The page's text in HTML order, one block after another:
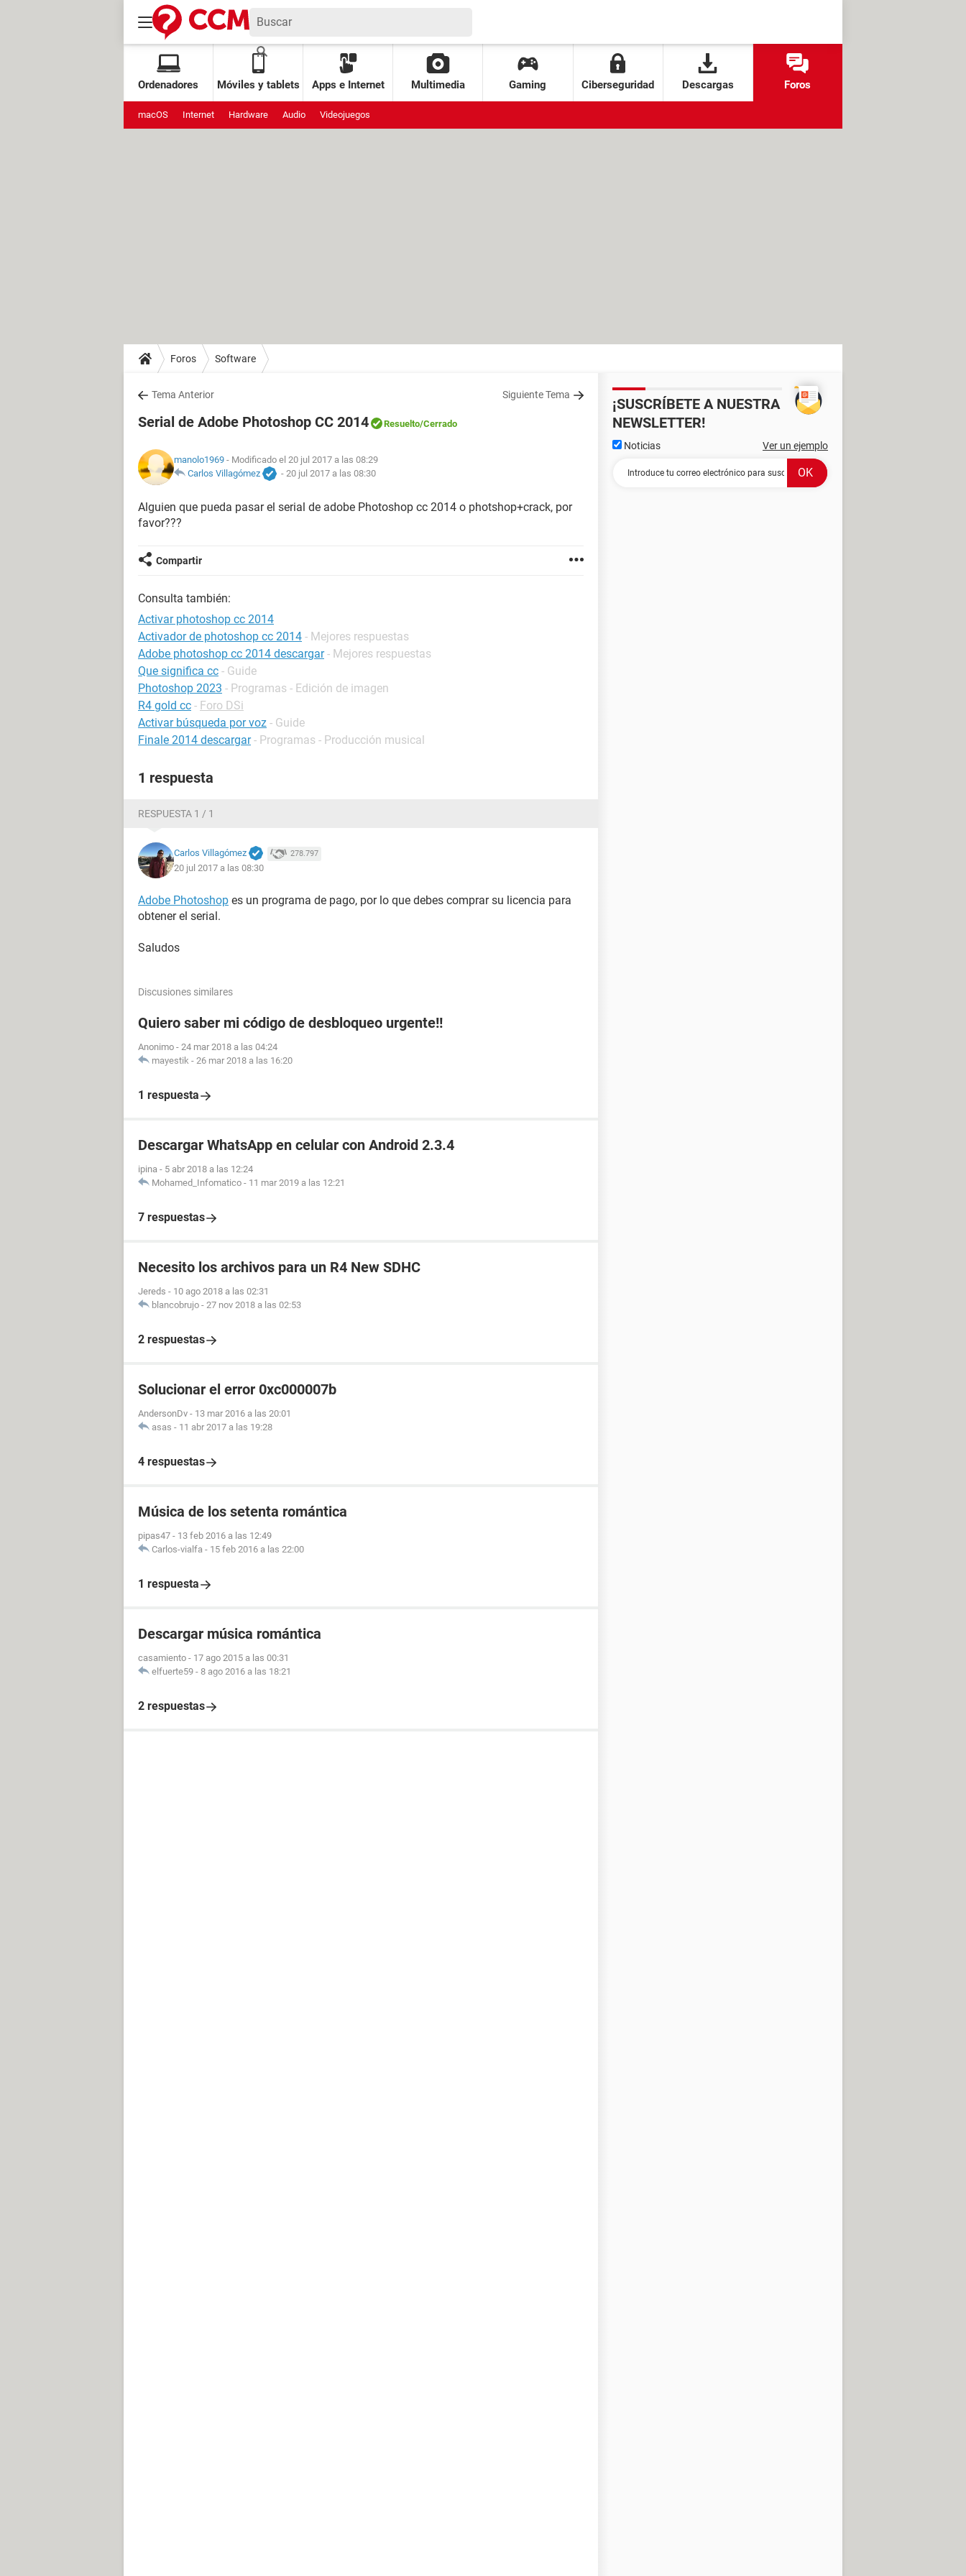
Ordenadores Móviles y tablets Apps e Internet Multimedia Gaming Ciberseguridad Descargas Foros
macOS Internet Hardware Audio Videojuegos
Foros Software
Tema Anterior Siguiente Tema
Serial de Adobe Photoshop CC 2014 Resuelto/Cerrado
manolo1969 - Modificado el 20 jul 2017 a las 08:29
Carlos Villagómez
- 20 jul 2017 a las 08:30
Alguien que pueda pasar el serial de adobe Photoshop cc 2014 o photshop+crack, por
favor???
Compartir
Consulta también:
Activar photoshop cc 2014
Activador de photoshop cc 2014 - Mejores respuestas
Adobe photoshop cc 2014 descargar - Mejores respuestas
Que significa cc - Guide
Photoshop 2023 - Programas - Edición de imagen
R4 gold cc - Foro DSi
Activar búsqueda por voz - Guide
Finale 2014 descargar - Programas - Producción musical
1 respuesta
RESPUESTA 1 / 1
Carlos Villagómez 278.797
20 jul 2017 a las 08:30
Adobe Photoshop es un programa de pago, por lo que debes comprar su licencia para
obtener el serial.
Saludos
Discusiones similares
Quiero saber mi código de desbloqueo urgente!!
Anonimo - 24 mar 2018 a las 04:24
mayestik - 26 mar 2018 a las 16:20
1 respuesta
Descargar WhatsApp en celular con Android 2.3.4
ipina - 5 abr 2018 a las 12:24
Mohamed_Infomatico - 11 mar 2019 a las 12:21
7 respuestas
Necesito los archivos para un R4 New SDHC
Jereds - 10 ago 2018 a las 02:31
blancobrujo - 27 nov 2018 a las 02:53
2 respuestas
Solucionar el error 0xc000007b
AndersonDv - 13 mar 2016 a las 20:01
asas - 11 abr 2017 a las 19:28
4 respuestas
Música de los setenta romántica
pipas47 - 13 feb 2016 a las 12:49
Carlos-vialfa - 15 feb 2016 a las 22:00
1 respuesta
Descargar música romántica
casamiento - 17 ago 2015 a las 00:31
elfuerte59 - 8 ago 2016 a las 18:21
2 respuestas
¡SUSCRÍBETE A NUESTRA
NEWSLETTER!
Noticias Ver un ejemplo